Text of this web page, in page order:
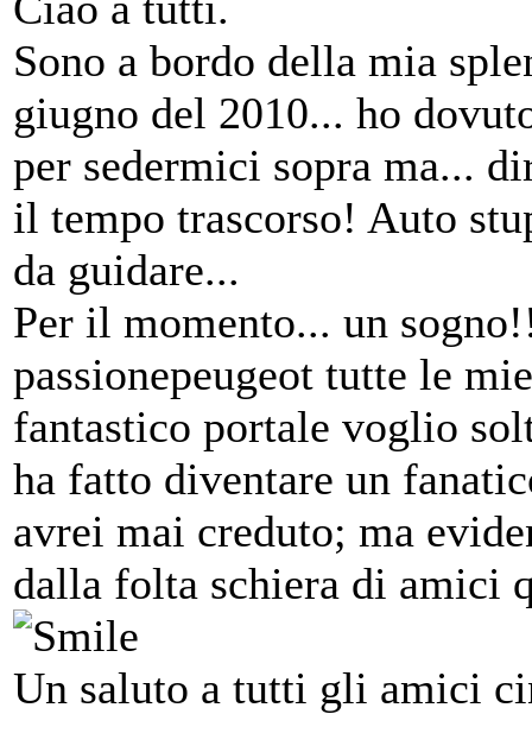
Sono a bordo della mia
giugno del 2010... ho
per sedermici sopra ma...
il tempo trascorso! Auto
da guidare...
Per il momento... un
passionepeugeot tutte le
fantastico portale voglio
ha fatto diventare un
avrei mai creduto; ma
dalla folta schiera di amici
Un saluto a tutti gli amici